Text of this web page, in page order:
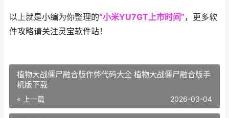
以上就是小编为你整理的“小米YU7GT上市时间”，更多软
件攻略请关注灵宝软件站！
植物大战僵尸融合版作弊代码大全 植物大战僵尸融合版手
机版下载
« 上一篇 2026-03-04